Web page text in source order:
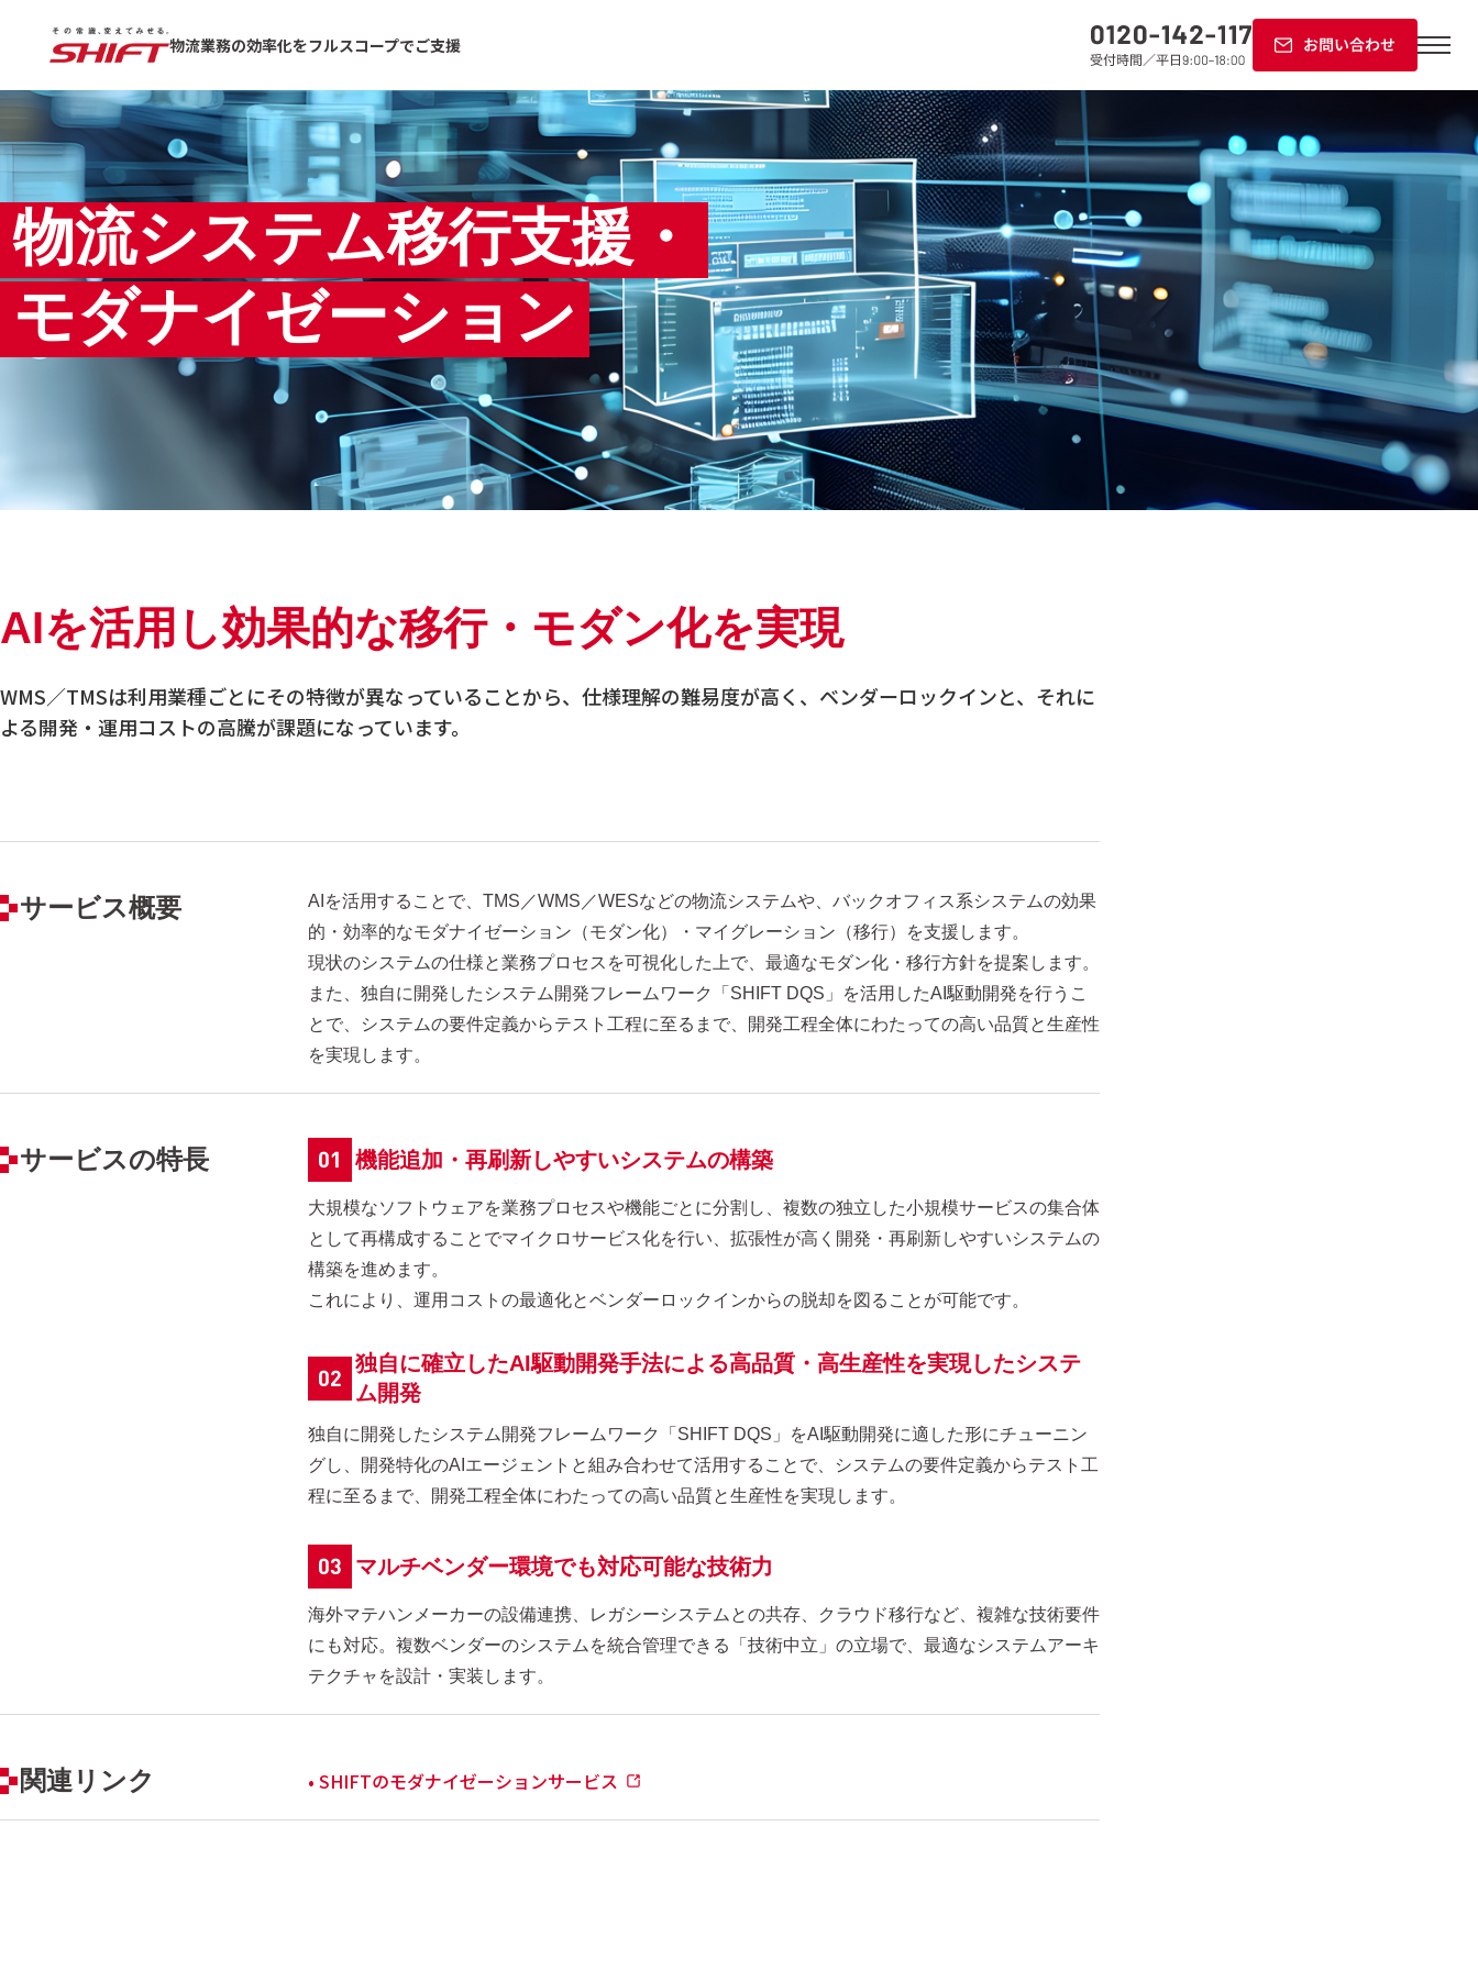
物流業務の効率化をフルスコープでご支援
物流システム移行支援・
モダナイゼーション
AIを活用し効果的な移行・モダン化を実現
WMS／TMSは利用業種ごとにその特徴が異なっていることから、仕様理解の難易度が高く、ベンダーロックインと、それに
よる開発・運用コストの高騰が課題になっています。
サービス概要
AIを活用することで、TMS／WMS／WESなどの物流システムや、バックオフィス系システムの効果
的・効率的なモダナイゼーション（モダン化）・マイグレーション（移行）を支援します。
現状のシステムの仕様と業務プロセスを可視化した上で、最適なモダン化・移行方針を提案します。
また、独自に開発したシステム開発フレームワーク「SHIFT DQS」を活用したAI駆動開発を行うこ
とで、システムの要件定義からテスト工程に至るまで、開発工程全体にわたっての高い品質と生産性
を実現します。
サービスの特長 機能追加・再刷新しやすいシステムの構築
大規模なソフトウェアを業務プロセスや機能ごとに分割し、複数の独立した小規模サービスの集合体
として再構成することでマイクロサービス化を行い、拡張性が高く開発・再刷新しやすいシステムの
構築を進めます。
これにより、運用コストの最適化とベンダーロックインからの脱却を図ることが可能です。
独自に確立したAI駆動開発手法による高品質・高生産性を実現したシステ
ム開発
独自に開発したシステム開発フレームワーク「SHIFT DQS」をAI駆動開発に適した形にチューニン
グし、開発特化のAIエージェントと組み合わせて活用することで、システムの要件定義からテスト工
程に至るまで、開発工程全体にわたっての高い品質と生産性を実現します。
マルチベンダー環境でも対応可能な技術力
海外マテハンメーカーの設備連携、レガシーシステムとの共存、クラウド移行など、複雑な技術要件
にも対応。複数ベンダーのシステムを統合管理できる「技術中立」の立場で、最適なシステムアーキ
テクチャを設計・実装します。
関連リンク • SHIFTのモダナイゼーションサービス